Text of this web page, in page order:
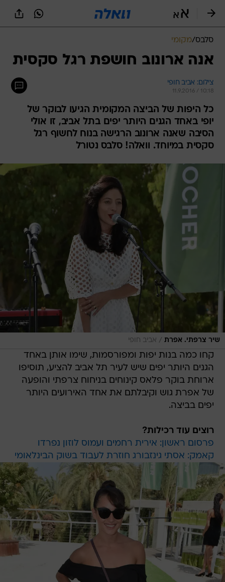
סלבס/מקומי
אנה ארונוב חושפת רגל סקסית
צילום: אביב חופי
11.9.2016 / 10:18
כל היפות של הביצה המקומית הגיעו לבוקר של
יופי באחד הגנים היותר יפים בתל אביב, זו אולי
הסיבה שאנה ארונוב הרגישה בנוח לחשוף רגל
סקסית במיוחד. וואלה! סלבס נטורל
שיר צרפתי. אפרת / אביב חופי
קחו כמה בנות יפות ומפורסמות, שימו אותן באחד
הגנים היותר יפים שיש לעיר תל אביב להציע, תוסיפו
ארוחת בוקר פלאס קינוחים בניחוח צרפתי והופעה
של אפרת גוש וקיבלתם את אחד האירועים היותר
יפים בביצה.
רוצים עוד רכילות?
פרסום ראשון: אירית רחמים ועמוס לוזון נפרדו
קאמק: אסתי גינזבורג חוזרת לעבוד בשוק הבינלאומי